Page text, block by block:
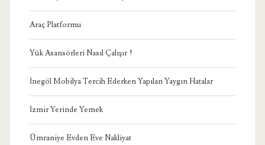
Araç Platformu
Yük Asansörleri Nasıl Çalışır ?
İnegöl Mobilya Tercih Ederken Yapılan Yaygın Hatalar
İzmir Yerinde Yemek
Ümraniye Evden Eve Nakliyat